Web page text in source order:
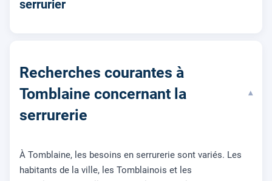
serrurier
Recherches courantes à
Tomblaine concernant la
serrurerie
▾
À Tomblaine, les besoins en serrurerie sont variés. Les
habitants de la ville, les Tomblainois et les